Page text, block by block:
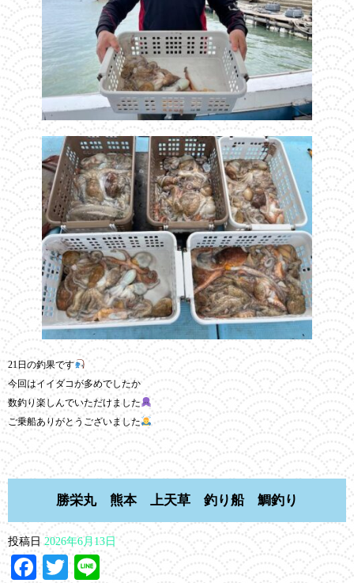
21日の釣果です
今回はイイダコが多めでしたか
数釣り楽しんでいただけました
ご乗船ありがとうございました
勝栄丸 熊本 上天草 釣り船 鯛釣り
投稿日 2026年6月13日
Facebook
Twitter
Line